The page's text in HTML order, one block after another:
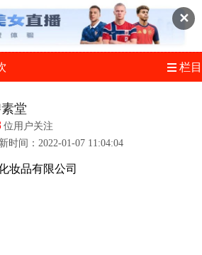
✕
栏目
堂
位用户关注
时间：2022-01-07 11:04:04
妆品有限公司